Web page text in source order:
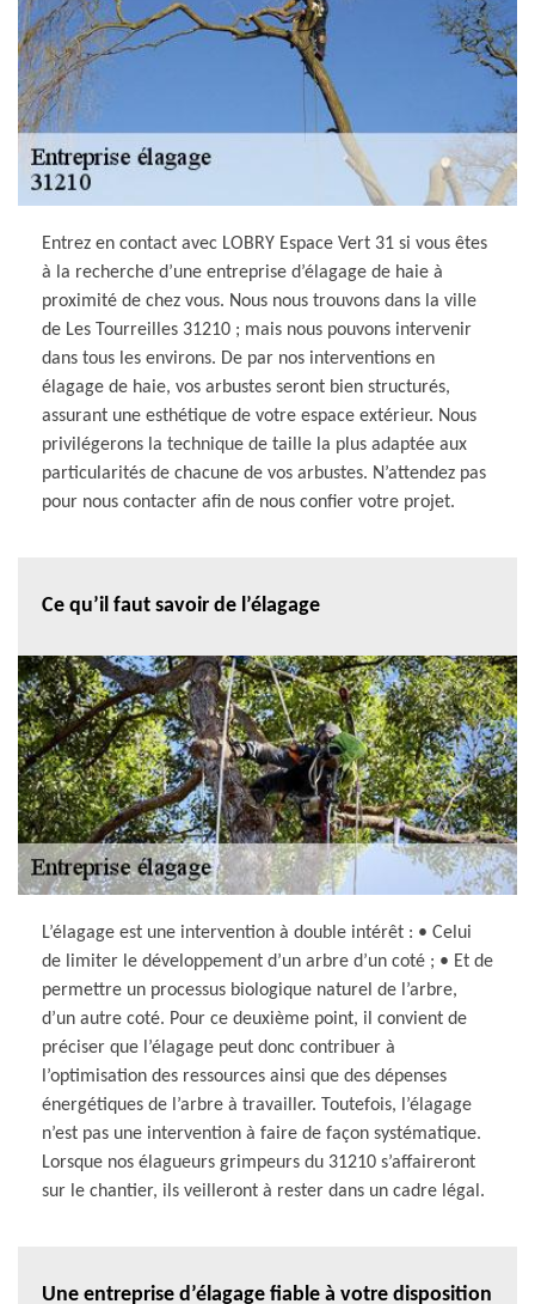
Entrez en contact avec LOBRY Espace Vert 31 si vous êtes
à la recherche d’une entreprise d’élagage de haie à
proximité de chez vous. Nous nous trouvons dans la ville
de Les Tourreilles 31210 ; mais nous pouvons intervenir
dans tous les environs. De par nos interventions en
élagage de haie, vos arbustes seront bien structurés,
assurant une esthétique de votre espace extérieur. Nous
privilégerons la technique de taille la plus adaptée aux
particularités de chacune de vos arbustes. N’attendez pas
pour nous contacter afin de nous confier votre projet.
Ce qu’il faut savoir de l’élagage
L’élagage est une intervention à double intérêt : • Celui
de limiter le développement d’un arbre d’un coté ; • Et de
permettre un processus biologique naturel de l’arbre,
d’un autre coté. Pour ce deuxième point, il convient de
préciser que l’élagage peut donc contribuer à
l’optimisation des ressources ainsi que des dépenses
énergétiques de l’arbre à travailler. Toutefois, l’élagage
n’est pas une intervention à faire de façon systématique.
Lorsque nos élagueurs grimpeurs du 31210 s’affaireront
sur le chantier, ils veilleront à rester dans un cadre légal.
Une entreprise d’élagage fiable à votre disposition